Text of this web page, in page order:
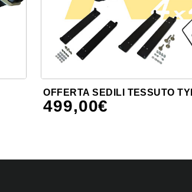
OFFERTA SEDILI TESSUTO
499,00€